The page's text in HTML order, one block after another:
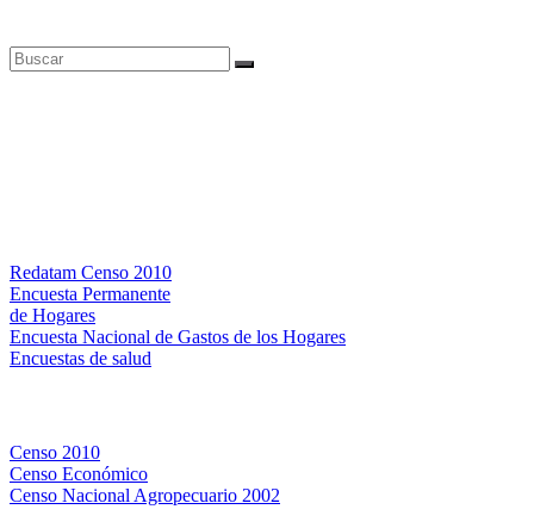
Redatam Censo 2010
Encuesta Permanente
de Hogares
Encuesta Nacional de Gastos de los Hogares
Encuestas de salud
Censo 2010
Censo Económico
Censo Nacional Agropecuario 2002